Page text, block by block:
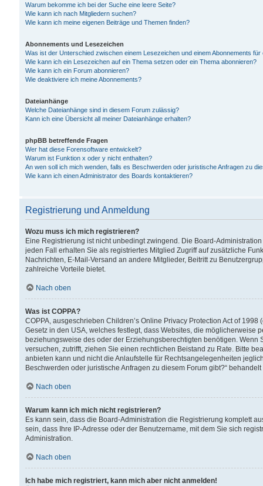
Warum bekomme ich bei der Suche eine leere Seite?
Wie kann ich nach Mitgliedern suchen?
Wie kann ich meine eigenen Beiträge und Themen finden?
Abonnements und Lesezeichen
Was ist der Unterschied zwischen einem Lesezeichen und einem Abonnements
Wie kann ich ein Lesezeichen auf ein Thema setzen oder ein Thema abonnieren?
Wie kann ich ein Forum abonnieren?
Wie deaktiviere ich meine Abonnements?
Dateianhänge
Welche Dateianhänge sind in diesem Forum zulässig?
Kann ich eine Übersicht all meiner Dateianhänge erhalten?
phpBB betreffende Fragen
Wer hat diese Forensoftware entwickelt?
Warum ist Funktion x oder y nicht enthalten?
An wen soll ich mich wenden, falls es Beschwerden oder juristische Anfragen zu
Wie kann ich einen Administrator des Boards kontaktieren?
Registrierung und Anmeldung
Wozu muss ich mich registrieren?
Eine Registrierung ist nicht unbedingt zwingend. Die Board-
jeden Fall erhalten Sie als registriertes Mitglied Zugriff auf zusätzliche
Nachrichten, E-Mail-Versand an andere Mitglieder, Beitritt zu
zahlreiche Vorteile bietet.
Nach oben
Was ist COPPA?
COPPA, ausgeschrieben Children’s Online Privacy Protection Act of
Gesetz in den USA, welches festlegt, dass Websites, die
beziehungsweise des oder der Erziehungsberechtigten benötigen.
versuchen, zutrifft, ziehen Sie einen rechtlichen Beistand zu Rate. Bitte
anbieten kann und nicht die Anlaufstelle für Rechtsangelegenheiten
Beschwerden oder juristische Anfragen zu diesem Forum gibt?“
Nach oben
Warum kann ich mich nicht registrieren?
Es kann sein, dass die Board-Administration die Registrierung komplett
sein, dass Ihre IP-Adresse oder der Benutzername, mit dem Sie sich
Administration.
Nach oben
Ich habe mich registriert, kann mich aber nicht anmelden!